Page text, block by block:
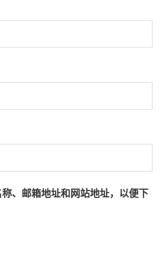
、邮箱地址和网站地址，以便下